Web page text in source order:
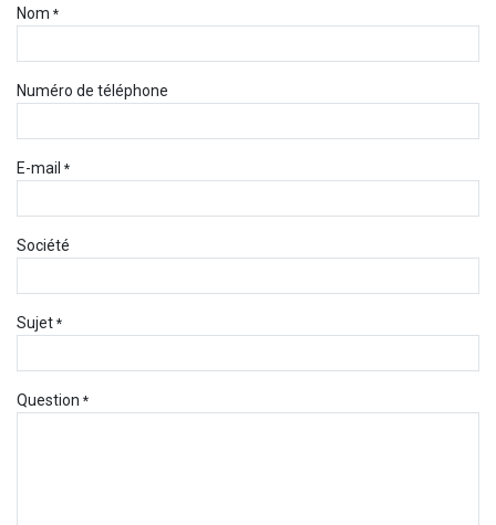
Nom *
Numéro de téléphone
E-mail *
Société
Sujet *
Question *